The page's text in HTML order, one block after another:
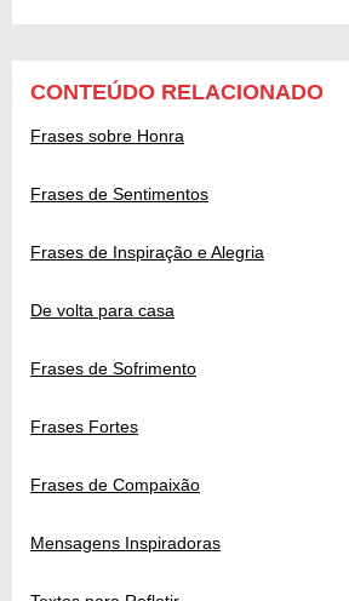
CONTEÚDO RELACIONADO
Frases sobre Honra
Frases de Sentimentos
Frases de Inspiração e Alegria
De volta para casa
Frases de Sofrimento
Frases Fortes
Frases de Compaixão
Mensagens Inspiradoras